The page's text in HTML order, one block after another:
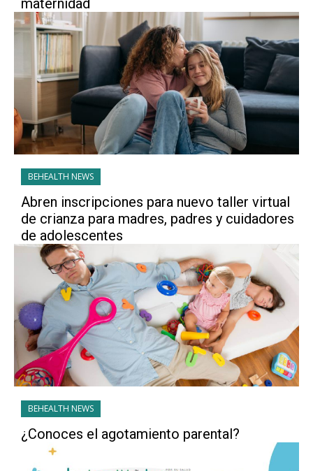
BEHEALTH NEWS
Abren inscripciones para nuevo taller virtual
de crianza para madres, padres y cuidadores
de adolescentes
BEHEALTH NEWS
¿Conoces el agotamiento parental?